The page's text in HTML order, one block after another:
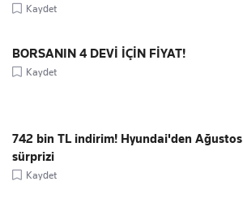
Kaydet
BORSANIN 4 DEVİ İÇİN FİYAT!
Kaydet
742 bin TL indirim! Hyundai'den Ağustos
sürprizi
Kaydet